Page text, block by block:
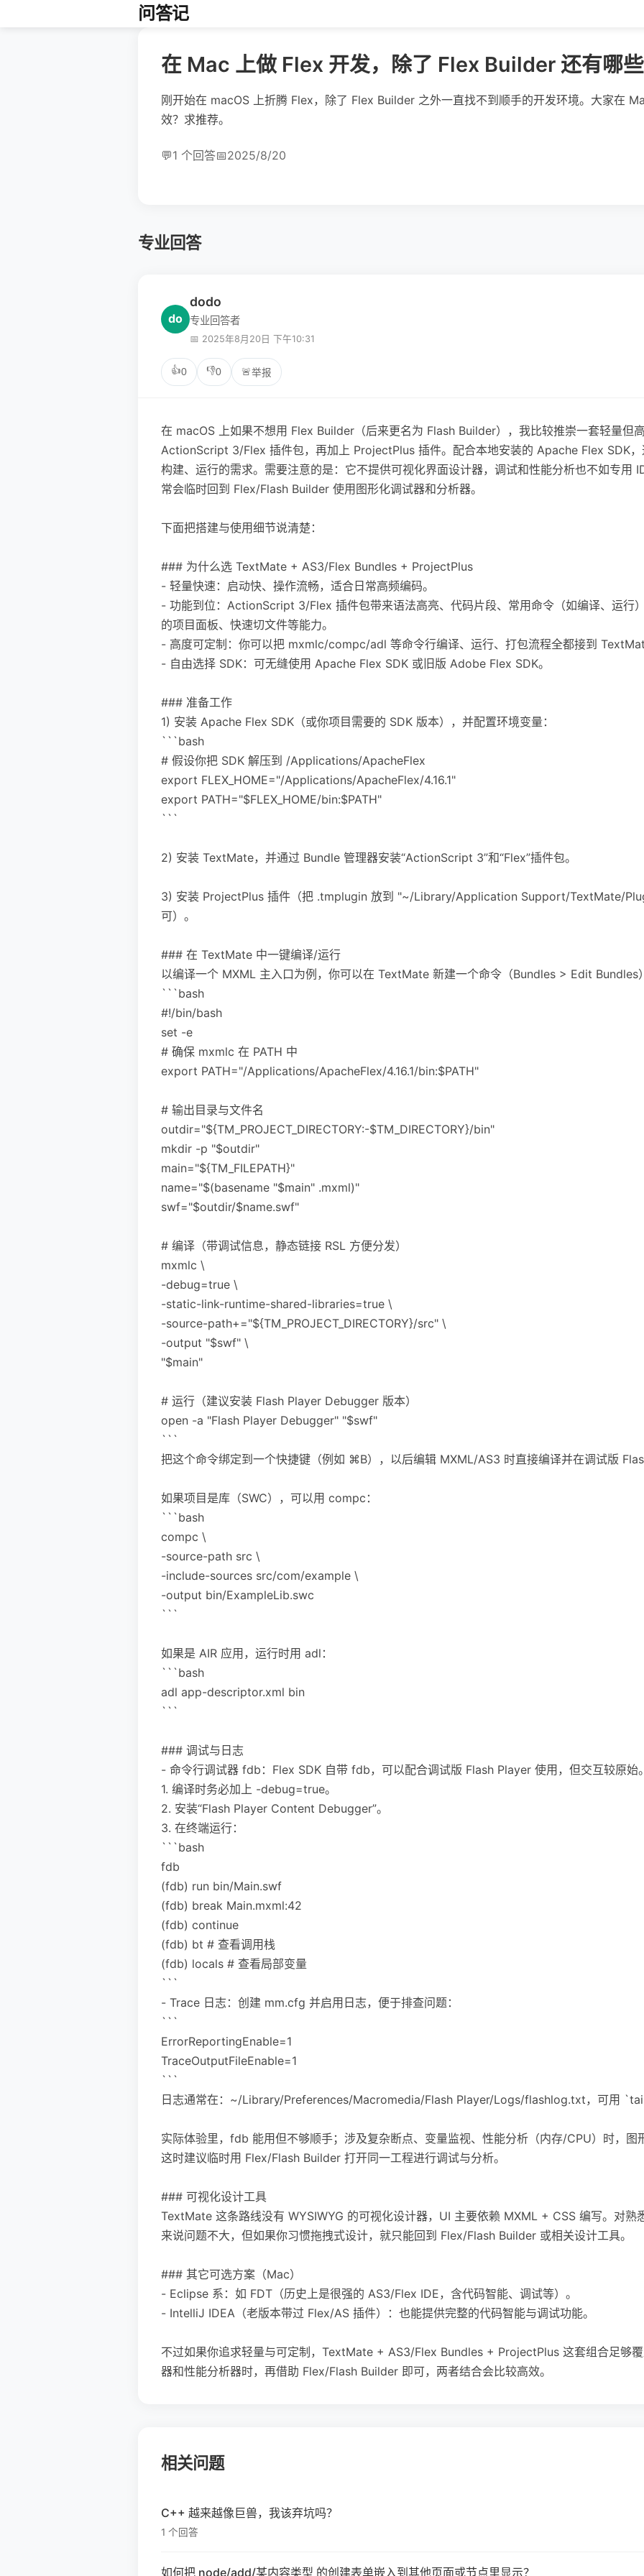
问答记
在 Mac 上做 Flex 开发，除了 Flex Builder 还有哪
刚开始在 macOS 上折腾 Flex，除了 Flex Builder 之外一直找不到顺手的开发环境。大家在
效？求推荐。
💬1 个回答📅2025/8/20
专业回答
do
dodo
专业回答者
📅 2025年8月20日 下午10:31
👍0 👎0 🚨举报
在 macOS 上如果不想用 Flex Builder（后来更名为 Flash Builder），我比较推崇一套轻量但
ActionScript 3/Flex 插件包，再加上 ProjectPlus 插件。配合本地安装的 Apache Flex SDK
构建、运行的需求。需要注意的是：它不提供可视化界面设计器，调试和性能分析也不如专用
常会临时回到 Flex/Flash Builder 使用图形化调试器和分析器。
下面把搭建与使用细节说清楚：
### 为什么选 TextMate + AS3/Flex Bundles + ProjectPlus
- 轻量快速：启动快、操作流畅，适合日常高频编码。
- 功能到位：ActionScript 3/Flex 插件包带来语法高亮、代码片段、常用命令（如编译、运行
的项目面板、快速切文件等能力。
- 高度可定制：你可以把 mxmlc/compc/adl 等命令行编译、运行、打包流程全都接到
- 自由选择 SDK：可无缝使用 Apache Flex SDK 或旧版 Adobe Flex SDK。
### 准备工作
1) 安装 Apache Flex SDK（或你项目需要的 SDK 版本），并配置环境变量：
```bash
# 假设你把 SDK 解压到 /Applications/ApacheFlex
export FLEX_HOME="/Applications/ApacheFlex/4.16.1"
export PATH="$FLEX_HOME/bin:$PATH"
```
2) 安装 TextMate，并通过 Bundle 管理器安装“ActionScript 3”和“Flex”插件包。
3) 安装 ProjectPlus 插件（把 .tmplugin 放到 "~/Library/Application Support/TextMate/
可）。
### 在 TextMate 中一键编译/运行
以编译一个 MXML 主入口为例，你可以在 TextMate 新建一个命令（Bundles > Edit Bundles
```bash
#!/bin/bash
set -e
# 确保 mxmlc 在 PATH 中
export PATH="/Applications/ApacheFlex/4.16.1/bin:$PATH"
# 输出目录与文件名
outdir="${TM_PROJECT_DIRECTORY:-$TM_DIRECTORY}/bin"
mkdir -p "$outdir"
main="${TM_FILEPATH}"
name="$(basename "$main" .mxml)"
swf="$outdir/$name.swf"
# 编译（带调试信息，静态链接 RSL 方便分发）
mxmlc \
-debug=true \
-static-link-runtime-shared-libraries=true \
-source-path+="${TM_PROJECT_DIRECTORY}/src" \
-output "$swf" \
"$main"
# 运行（建议安装 Flash Player Debugger 版本）
open -a "Flash Player Debugger" "$swf"
```
把这个命令绑定到一个快捷键（例如 ⌘B），以后编辑 MXML/AS3 时直接编译并在调试版
如果项目是库（SWC），可以用 compc：
```bash
compc \
-source-path src \
-include-sources src/com/example \
-output bin/ExampleLib.swc
```
如果是 AIR 应用，运行时用 adl：
```bash
adl app-descriptor.xml bin
```
### 调试与日志
- 命令行调试器 fdb：Flex SDK 自带 fdb，可以配合调试版 Flash Player 使用，但交互较原始
1. 编译时务必加上 -debug=true。
2. 安装“Flash Player Content Debugger”。
3. 在终端运行：
```bash
fdb
(fdb) run bin/Main.swf
(fdb) break Main.mxml:42
(fdb) continue
(fdb) bt # 查看调用栈
(fdb) locals # 查看局部变量
```
- Trace 日志：创建 mm.cfg 并启用日志，便于排查问题：
```
ErrorReportingEnable=1
TraceOutputFileEnable=1
```
日志通常在：~/Library/Preferences/Macromedia/Flash Player/Logs/flashlog.txt，可用
实际体验里，fdb 能用但不够顺手；涉及复杂断点、变量监视、性能分析（内存/CPU）时，
这时建议临时用 Flex/Flash Builder 打开同一工程进行调试与分析。
### 可视化设计工具
TextMate 这条路线没有 WYSIWYG 的可视化设计器，UI 主要依赖 MXML + CSS 编写。对熟
来说问题不大，但如果你习惯拖拽式设计，就只能回到 Flex/Flash Builder 或相关设计工具。
### 其它可选方案（Mac）
- Eclipse 系：如 FDT（历史上是很强的 AS3/Flex IDE，含代码智能、调试等）。
- IntelliJ IDEA（老版本带过 Flex/AS 插件）：也能提供完整的代码智能与调试功能。
不过如果你追求轻量与可定制，TextMate + AS3/Flex Bundles + ProjectPlus 这套组合足够
器和性能分析器时，再借助 Flex/Flash Builder 即可，两者结合会比较高效。
相关问题
C++ 越来越像巨兽，我该弃坑吗？
1 个回答
如何把 node/add/某内容类型 的创建表单嵌入到其他页面或节点里显示？